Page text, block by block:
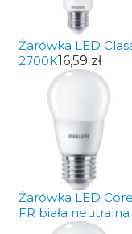
Żarówka LED
2700K16,59 zł
Żarówka LED
FR biała